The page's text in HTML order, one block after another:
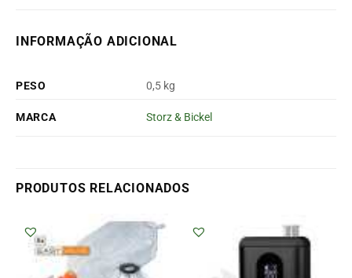
INFORMAÇÃO ADICIONAL
PESO 0,5 kg
MARCA Storz & Bickel
PRODUTOS RELACIONADOS